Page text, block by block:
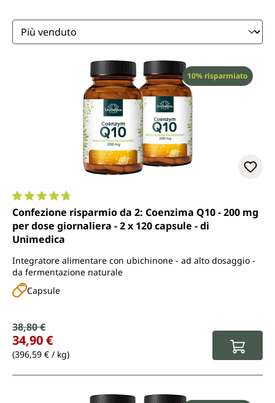
Sconto
10% risparmiato
Valutazione media di 4.8 su 5 stelle
Confezione risparmio da 2: Coenzima Q10 - 200 mg
per dose giornaliera - 2 x 120 capsule - di
Unimedica
Integratore alimentare con ubichinone - ad alto dosaggio -
da fermentazione naturale
Capsule
Prezzo di vendita:
Prezzo normale:
38,80 €
34,90 €
(396,59 € / kg)